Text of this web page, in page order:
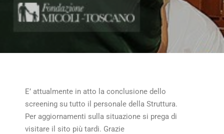
E’ attualmente in atto la conclusione dello
screening su tutto il personale della Struttura.
Per aggiornamenti sulla situazione si prega di
visitare il sito più tardi. Grazie